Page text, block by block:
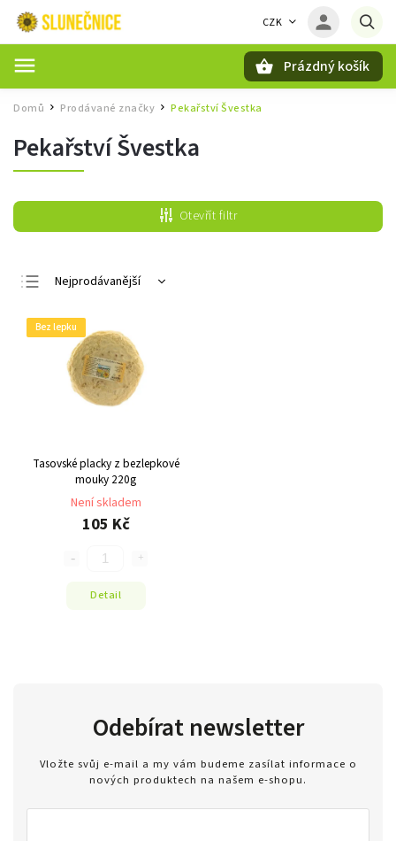
CZK
Prázdný košík
Domů / Prodávané značky / Pekařství Švestka
Pekařství Švestka
Otevřít filtr
Nejprodávanější
Nejdražší
Abecedně
Bez lepku
Tasovské placky z bezlepkové
mouky 220g
Není skladem
105 Kč
Detail
Odebírat newsletter
Vložte svůj e-mail a my vám budeme zasílat informace o
nových produktech na našem e-shopu.